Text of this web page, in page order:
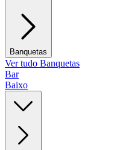
Banquetas
Ver tudo Banquetas
Bar
Baixo